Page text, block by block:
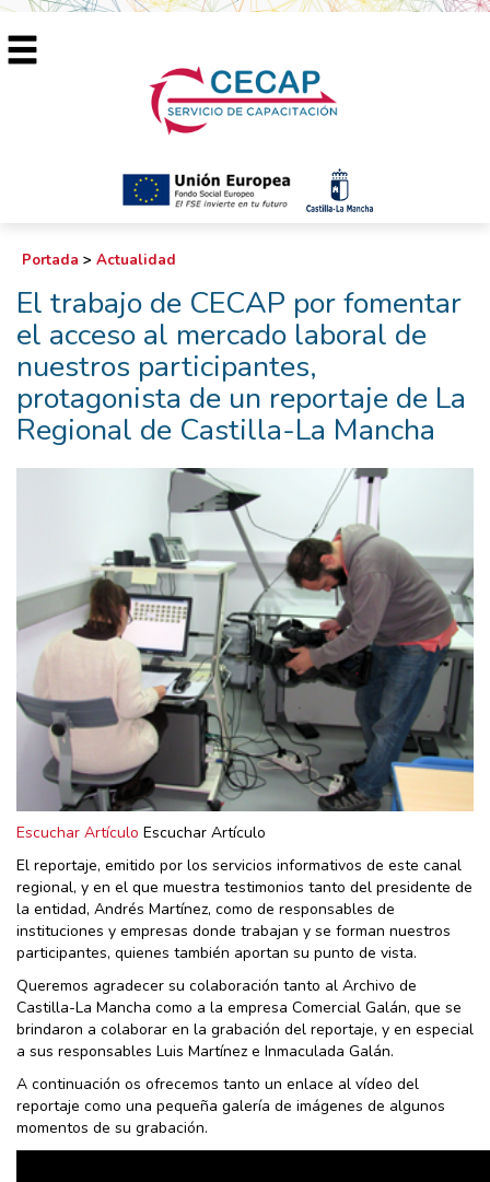
Portada > Actualidad
El trabajo de CECAP por fomentar
el acceso al mercado laboral de
nuestros participantes,
protagonista de un reportaje de La
Regional de Castilla-La Mancha
Escuchar Artículo Escuchar Artículo
El reportaje, emitido por los servicios informativos de este canal
regional, y en el que muestra testimonios tanto del presidente de
la entidad, Andrés Martínez, como de responsables de
instituciones y empresas donde trabajan y se forman nuestros
participantes, quienes también aportan su punto de vista.
Queremos agradecer su colaboración tanto al Archivo de
Castilla-La Mancha como a la empresa Comercial Galán, que se
brindaron a colaborar en la grabación del reportaje, y en especial
a sus responsables Luis Martínez e Inmaculada Galán.
A continuación os ofrecemos tanto un enlace al vídeo del
reportaje como una pequeña galería de imágenes de algunos
momentos de su grabación.